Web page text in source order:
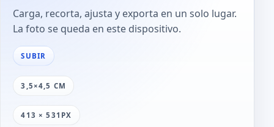
Carga, recorta, ajusta y exporta en un solo lugar.
La foto se queda en este dispositivo.
SUBIR
3,5×4,5 CM
413 × 531PX